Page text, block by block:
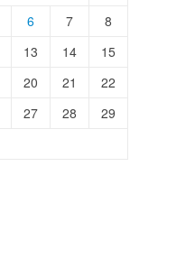
6 7
8
13 14
15
20 21
22
27 28
29